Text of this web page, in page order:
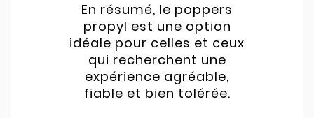
En résumé, le poppers
propyl est une option
idéale pour celles et ceux
qui recherchent une
expérience agréable,
fiable et bien tolérée.